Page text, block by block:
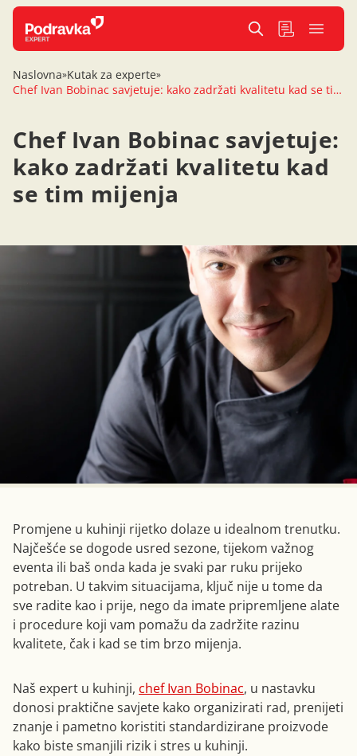
Naslovna»Kutak za experte»
Chef Ivan Bobinac savjetuje: kako zadržati kvalitetu kad se tim mijenja
Chef Ivan Bobinac savjetuje:
kako zadržati kvalitetu kad
se tim mijenja
Promjene u kuhinji rijetko dolaze u idealnom trenutku.
Najčešće se dogode usred sezone, tijekom važnog
eventa ili baš onda kada je svaki par ruku prijeko
potreban. U takvim situacijama, ključ nije u tome da
sve radite kao i prije, nego da imate pripremljene alate
i procedure koji vam pomažu da zadržite razinu
kvalitete, čak i kad se tim brzo mijenja.
Naš expert u kuhinji, chef Ivan Bobinac, u nastavku
donosi praktične savjete kako organizirati rad, prenijeti
znanje i pametno koristiti standardizirane proizvode
kako biste smanjili rizik i stres u kuhinji.